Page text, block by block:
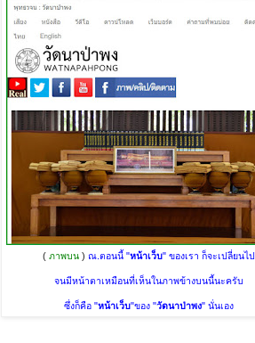
( ภาพบน) ณ.ตอนนี้ "หน้าเว็บ" ของเรา ก็จะเปลี่ยนไป
จนมีหน้าตาเหมือนที่เห็นในภาพข้างบนนี้นะครับ
ซึ่งก็คือ "หน้าเว็บ"ของ "วัดนาป่าพง" นั่นเอง